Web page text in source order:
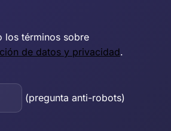
los términos sobre
de datos y privacidad.
(pregunta anti-robots)